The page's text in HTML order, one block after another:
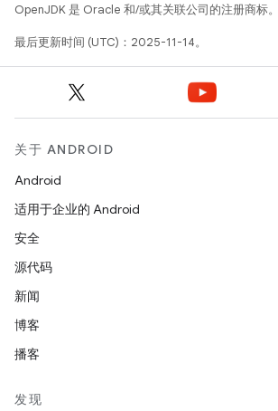
OpenJDK 是 Oracle 和/或其关联公司的注册商标。
最后更新时间 (UTC)：2025-11-14。
关于 ANDROID
Android
适用于企业的 Android
安全
源代码
新闻
博客
播客
发现